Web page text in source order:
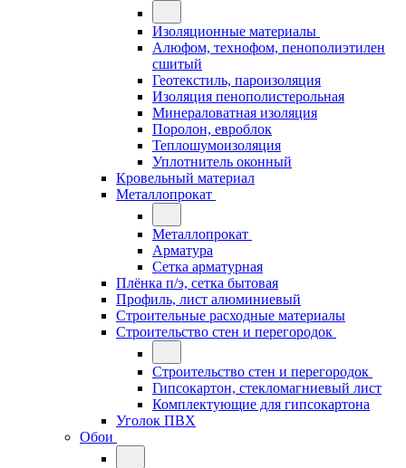
Изоляционные материалы
Алюфом, технофом, пенополиэтилен
сшитый
Геотекстиль, пароизоляция
Изоляция пенополистерольная
Минераловатная изоляция
Поролон, евроблок
Теплошумоизоляция
Уплотнитель оконный
Кровельный материал
Металлопрокат
Металлопрокат
Арматура
Сетка арматурная
Плёнка п/э, сетка бытовая
Профиль, лист алюминиевый
Строительные расходные материалы
Строительство стен и перегородок
Строительство стен и перегородок
Гипсокартон, стекломагниевый лист
Комплектующие для гипсокартона
Уголок ПВХ
Обои